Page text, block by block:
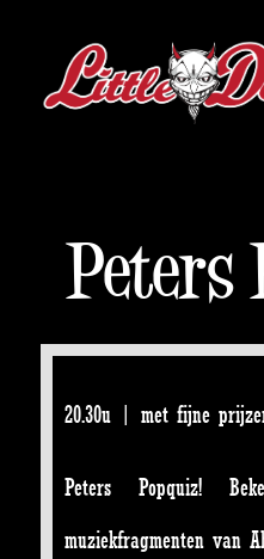
Peters
20.30u | met fijne
Peters Popquiz!
muziekfragmenten van